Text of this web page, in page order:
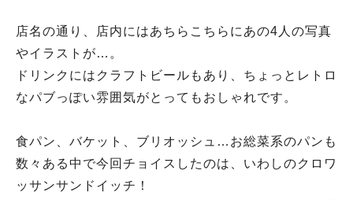
店名の通り、店内にはあちらこちらにあの4人の写真
やイラストが…。
ドリンクにはクラフトビールもあり、ちょっとレトロ
なパブっぽい雰囲気がとってもおしゃれです。
食パン、バケット、ブリオッシュ…お総菜系のパンも
数々ある中で今回チョイスしたのは、いわしのクロワ
ッサンサンドイッチ！